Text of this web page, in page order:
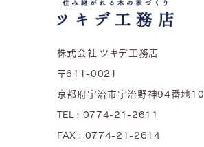
株式会社 ツキデ工務店
〒611-0021
京都府宇治市宇治野神94番地10
TEL : 0774-21-2611
FAX : 0774-21-2614